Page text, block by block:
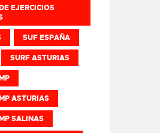
EJERCICIOS
SUF ESPAÑA
SURF ASTURIAS
ASTURIAS
SALINAS